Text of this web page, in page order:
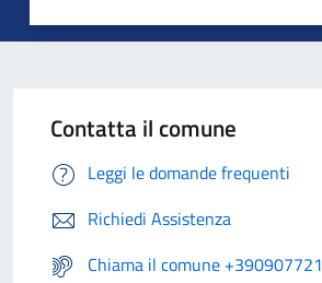
Contatta il comune
Leggi le domande frequenti
Richiedi Assistenza
Chiama il comune +390907721